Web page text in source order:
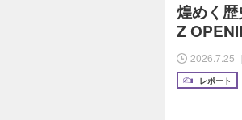
煌めく
Z
2026.7.25
レポート